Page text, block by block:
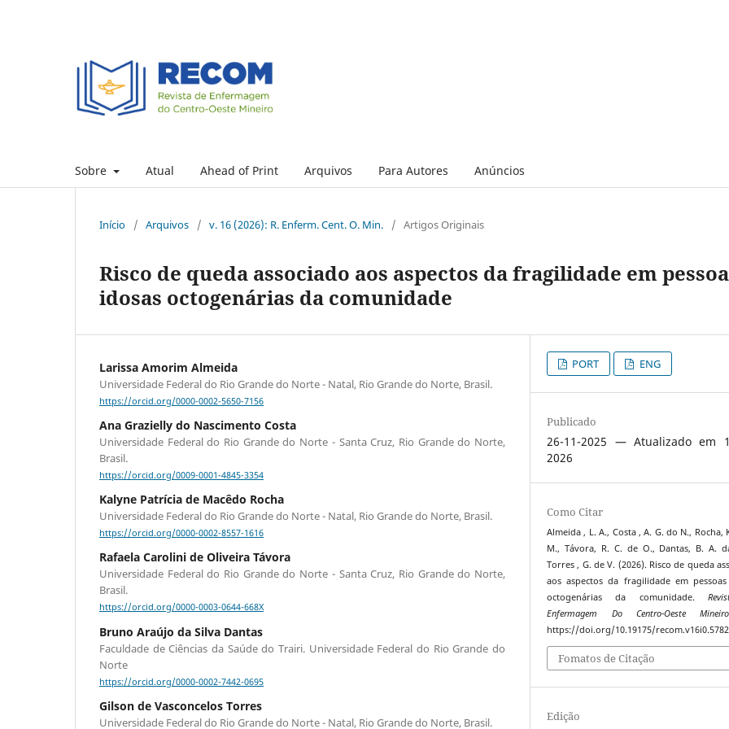
Sobre Atual Ahead of Print Arquivos Para Autores Anúncios
Início / Arquivos / v. 16 (2026): R. Enferm. Cent. O. Min. / Artigos Originais
Risco de queda associado aos aspectos da fragilidade em
idosas octogenárias da comunidade
Larissa Amorim Almeida
Universidade Federal do Rio Grande do Norte - Natal, Rio Grande do Norte, Brasil.
https://orcid.org/0000-0002-5650-7156
Ana Grazielly do Nascimento Costa
Universidade Federal do Rio Grande do Norte - Santa Cruz, Rio Grande do Norte,
Brasil.
https://orcid.org/0009-0001-4845-3354
Kalyne Patrícia de Macêdo Rocha
Universidade Federal do Rio Grande do Norte - Natal, Rio Grande do Norte, Brasil.
https://orcid.org/0000-0002-8557-1616
Rafaela Carolini de Oliveira Távora
Universidade Federal do Rio Grande do Norte - Santa Cruz, Rio Grande do Norte,
Brasil.
https://orcid.org/0000-0003-0644-668X
Bruno Araújo da Silva Dantas
Faculdade de Ciências da Saúde do Trairi. Universidade Federal do Rio Grande do
Norte
https://orcid.org/0000-0002-7442-0695
Gilson de Vasconcelos Torres
Universidade Federal do Rio Grande do Norte - Natal, Rio Grande do Norte, Brasil.
PORT ENG
Publicado
26-11-2025 — Atualizado em
2026
Como Citar
Almeida , L. A., Costa , A. G. do N., Rocha,
M., Távora, R. C. de O., Dantas, B. A.
Torres , G. de V. (2026). Risco de queda
aos aspectos da fragilidade em pessoas
octogenárias da comunidade.
Enfermagem Do Centro-Oeste Mineiro
https://doi.org/10.19175/recom.v16i0.5782
Fomatos de Citação
Edição